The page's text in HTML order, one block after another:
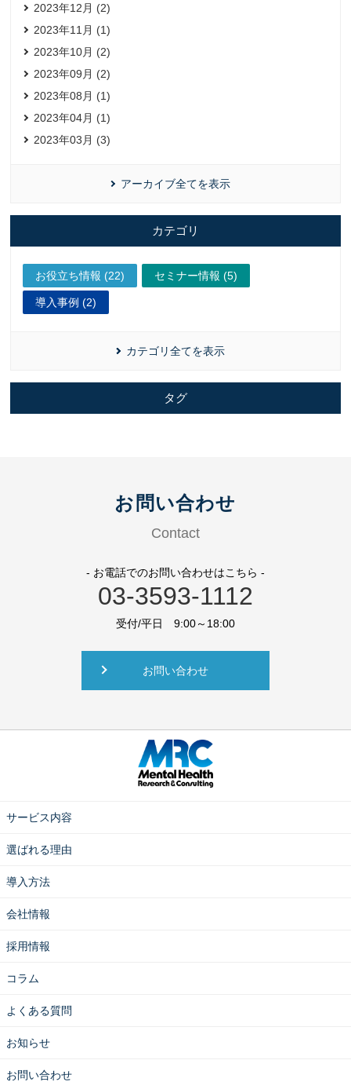
2023年12月 (2)
2023年11月 (1)
2023年10月 (2)
2023年09月 (2)
2023年08月 (1)
2023年04月 (1)
2023年03月 (3)
アーカイブ全てを表示
カテゴリ
お役立ち情報 (22) セミナー情報 (5)
導入事例 (2)
カテゴリ全てを表示
タグ
お問い合わせ
Contact
- お電話でのお問い合わせはこちら -
03-3593-1112
受付/平日 9:00～18:00
お問い合わせ
サービス内容
選ばれる理由
導入方法
会社情報
採用情報
コラム
よくある質問
お知らせ
お問い合わせ